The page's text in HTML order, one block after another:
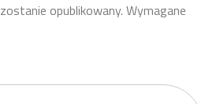
opublikowany. Wymagane